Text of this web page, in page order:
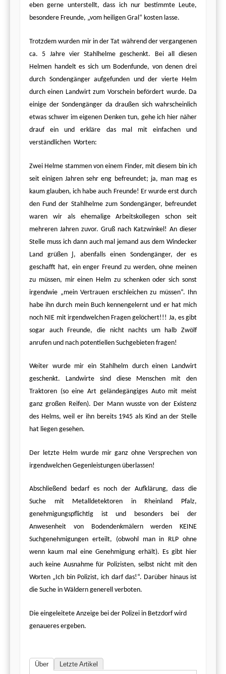
eben gerne unterstellt, dass ich nur bestimmte Leute,
besondere Freunde, „vom heiligen Gral“ kosten lasse.
Trotzdem wurden mir in der Tat während der vergangenen
ca. 5 Jahre vier Stahlhelme geschenkt. Bei all diesen
Helmen handelt es sich um Bodenfunde, von denen drei
durch Sondengänger aufgefunden und der vierte Helm
durch einen Landwirt zum Vorschein befördert wurde. Da
einige der Sondengänger da draußen sich wahrscheinlich
etwas schwer im eigenen Denken tun, gehe ich hier näher
drauf ein und erkläre das mal mit einfachen und
verständlichen Worten:
Zwei Helme stammen von einem Finder, mit diesem bin ich
seit einigen Jahren sehr eng befreundet; ja, man mag es
kaum glauben, ich habe auch Freunde! Er wurde erst durch
den Fund der Stahlhelme zum Sondengänger, befreundet
waren wir als ehemalige Arbeitskollegen schon seit
mehreren Jahren zuvor. Gruß nach Katzwinkel! An dieser
Stelle muss ich dann auch mal jemand aus dem Windecker
Land grüßen J, abenfalls einen Sondengänger, der es
geschafft hat, ein enger Freund zu werden, ohne meinen
zu müssen, mir einen Helm zu schenken oder sich sonst
irgendwie „mein Vertrauen erschleichen zu müssen“. Ihn
habe ihn durch mein Buch kennengelernt und er hat mich
noch NIE mit irgendwelchen Fragen gelöchert!!! Ja, es gibt
sogar auch Freunde, die nicht nachts um halb Zwölf
anrufen und nach potentiellen Suchgebieten fragen!
Weiter wurde mir ein Stahlhelm durch einen Landwirt
geschenkt. Landwirte sind diese Menschen mit den
Traktoren (so eine Art geländegängiges Auto mit meist
ganz großen Reifen). Der Mann wusste von der Existenz
des Helms, weil er ihn bereits 1945 als Kind an der Stelle
hat liegen gesehen.
Der letzte Helm wurde mir ganz ohne Versprechen von
irgendwelchen Gegenleistungen überlassen!
Abschließend bedarf es noch der Aufklärung, dass die
Suche mit Metalldetektoren in Rheinland Pfalz,
genehmigungspflichtig ist und besonders bei der
Anwesenheit von Bodendenkmälern werden KEINE
Suchgenehmigungen erteilt, (obwohl man in RLP ohne
wenn kaum mal eine Genehmigung erhält). Es gibt hier
auch keine Ausnahme für Polizisten, selbst nicht mit den
Worten „Ich bin Polizist, ich darf das!“. Darüber hinaus ist
die Suche in Wäldern generell verboten.
Die eingeleitete Anzeige bei der Polizei in Betzdorf wird
genaueres ergeben.
Über Letzte Artikel